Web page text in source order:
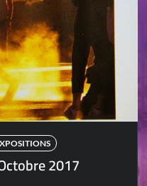
2017